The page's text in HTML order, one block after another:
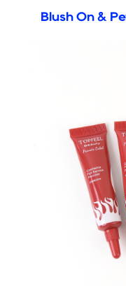
Blush On &